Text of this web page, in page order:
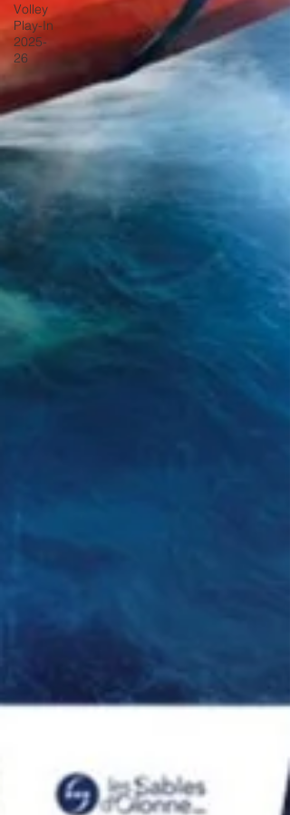
Volley
Play-In
2025-
26